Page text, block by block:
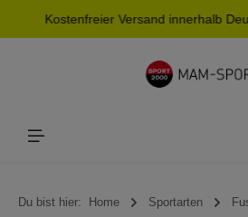
springen
Kostenfreier Versand innerhalb
Du bist hier: Home Sportarten